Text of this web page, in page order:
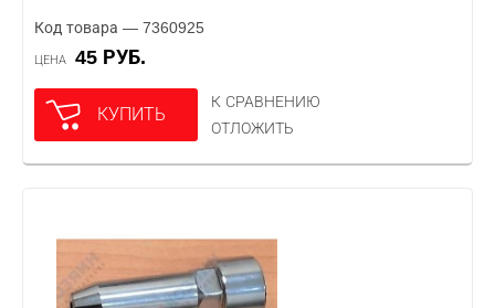
Код товара — 7360925
ЦЕНА 45 РУБ.
КУПИТЬ
К СРАВНЕНИЮ
ОТЛОЖИТЬ